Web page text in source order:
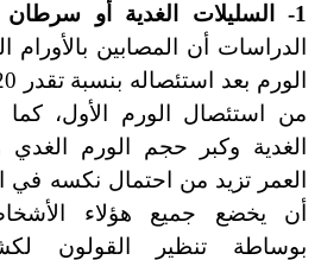
1- السليلات الغدية أو سرطان المعى الغليظ:
الدراسات أن المصابين
من استئصال الورم الأول، كما
الغدية وكبر حجم الورم الغدي
العمر تزيد من احتمال نكسه
أن يخضع جميع هؤلاء
بوساطة تنظير القولون